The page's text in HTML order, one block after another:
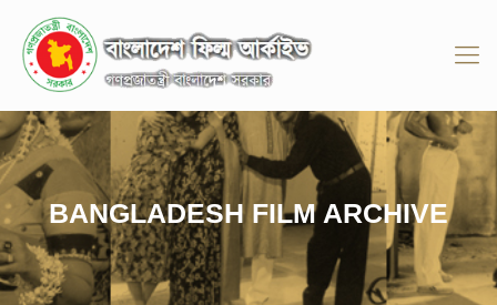
BANGLADESH FILM ARCHIVE